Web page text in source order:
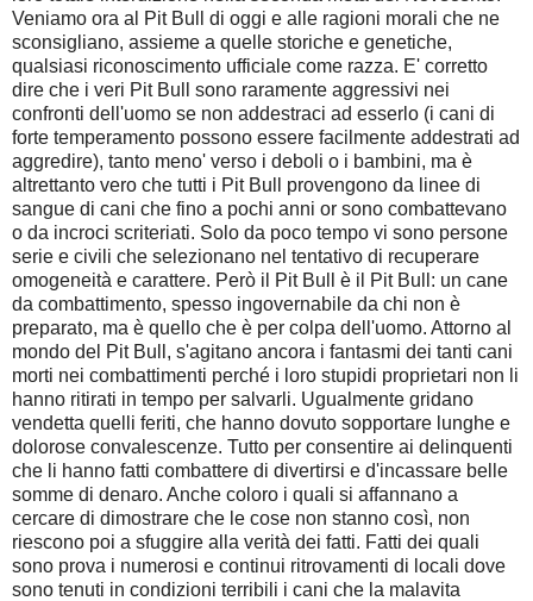
Veniamo ora al Pit Bull di oggi e alle ragioni morali che ne
sconsigliano, assieme a quelle storiche e genetiche,
qualsiasi riconoscimento ufficiale come razza. E' corretto
dire che i veri Pit Bull sono raramente aggressivi nei
confronti dell'uomo se non addestraci ad esserlo (i cani di
forte temperamento possono essere facilmente addestrati ad
aggredire), tanto meno' verso i deboli o i bambini, ma è
altrettanto vero che tutti i Pit Bull provengono da linee di
sangue di cani che fino a pochi anni or sono combattevano
o da incroci scriteriati. Solo da poco tempo vi sono persone
serie e civili che selezionano nel tentativo di recuperare
omogeneità e carattere. Però il Pit Bull è il Pit Bull: un cane
da combattimento, spesso ingovernabile da chi non è
preparato, ma è quello che è per colpa dell'uomo. Attorno al
mondo del Pit Bull, s'agitano ancora i fantasmi dei tanti cani
morti nei combattimenti perché i loro stupidi proprietari non li
hanno ritirati in tempo per salvarli. Ugualmente gridano
vendetta quelli feriti, che hanno dovuto sopportare lunghe e
dolorose convalescenze. Tutto per consentire ai delinquenti
che li hanno fatti combattere di divertirsi e d'incassare belle
somme di denaro. Anche coloro i quali si affannano a
cercare di dimostrare che le cose non stanno così, non
riescono poi a sfuggire alla verità dei fatti. Fatti dei quali
sono prova i numerosi e continui ritrovamenti di locali dove
sono tenuti in condizioni terribili i cani che la malavita